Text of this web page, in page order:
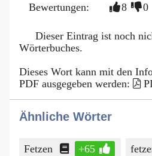
Bewertungen:
8 0
Dieser Eintrag ist noch
Wörterbuches.
Dieses Wort kann mit den
PDF ausgegeben werden:
Ähnliche Wörter
Fetzen +65